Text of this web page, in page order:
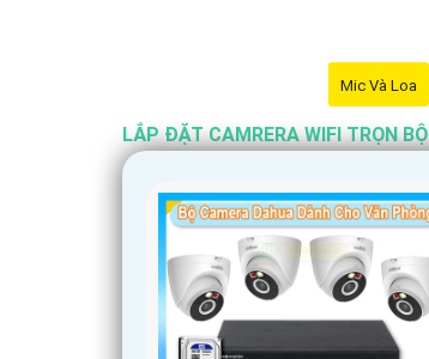
Mic Và Loa
LẮP ĐẶT CAMRERA WIFI TRỌN BỘ